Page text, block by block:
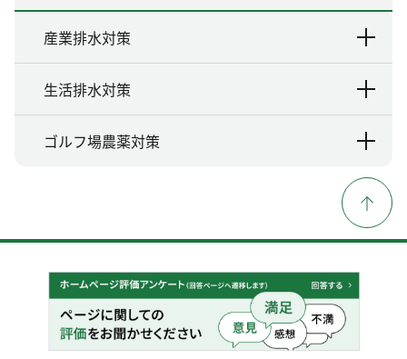
産業排水対策
生活排水対策
ゴルフ場農薬対策